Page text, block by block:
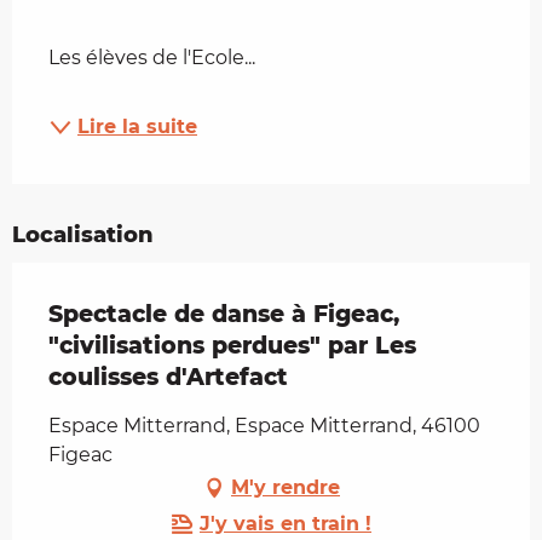
Les élèves de l'Ecole...
Lire la suite
Localisation
Spectacle de danse à Figeac,
"civilisations perdues" par Les
coulisses d'Artefact
Espace Mitterrand, Espace Mitterrand, 46100
Figeac
M'y rendre
J'y vais en train !